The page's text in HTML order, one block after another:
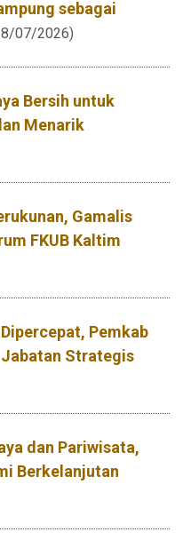
sebagai
07/2026)
Bersih untuk
Menarik
Gamalis
FKUB Kaltim
Pemkab
Strategis
dan Pariwisata,
Berkelanjutan